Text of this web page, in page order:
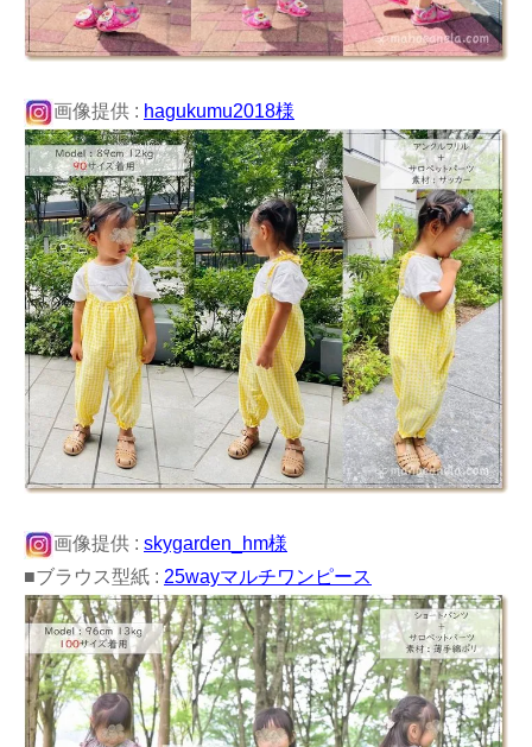
画像提供 : hagukumu2018様
画像提供 : skygarden_hm様
■ブラウス型紙 : 25wayマルチワンピース